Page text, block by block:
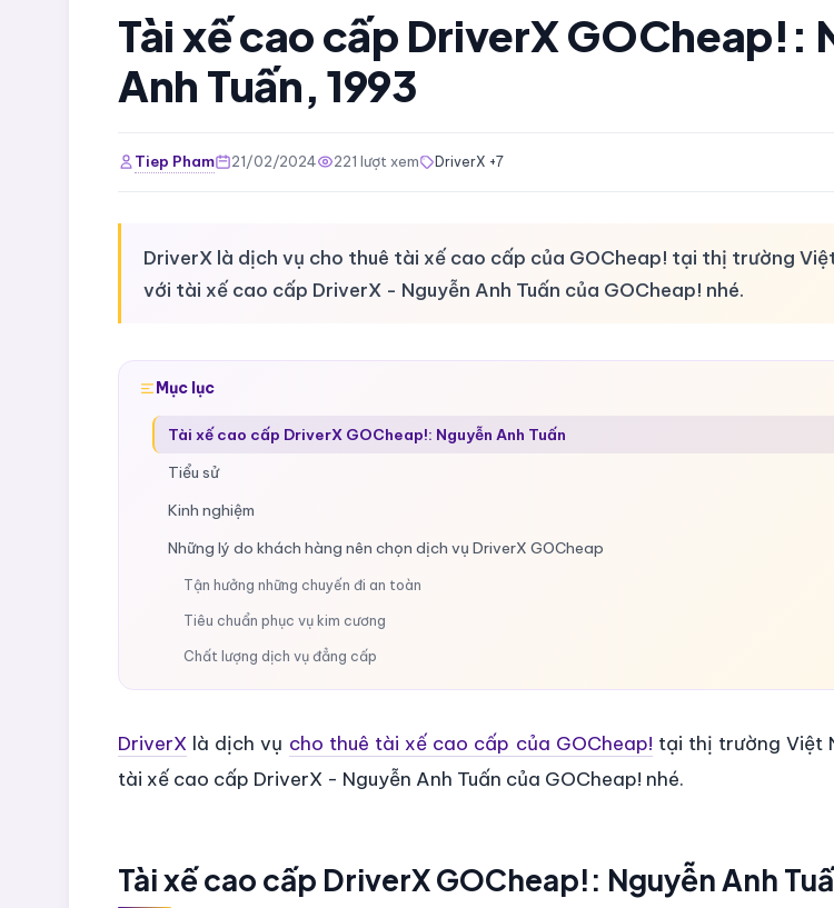
Tài xế cao cấp DriverX GOCheap!:
Anh Tuấn, 1993
Tiep Pham 21/02/2024 221 lượt xem DriverX +7
DriverX là dịch vụ cho thuê tài xế cao cấp của GOCheap! tại thị trường Việt
với tài xế cao cấp DriverX - Nguyễn Anh Tuấn của GOCheap! nhé.
Mục lục
Tài xế cao cấp DriverX GOCheap!: Nguyễn Anh Tuấn
Tiểu sử
Kinh nghiệm
Những lý do khách hàng nên chọn dịch vụ DriverX GOCheap
Tận hưởng những chuyến đi an toàn
Tiêu chuẩn phục vụ kim cương
Chất lượng dịch vụ đẳng cấp
DriverX là dịch vụ cho thuê tài xế cao cấp của GOCheap! tại thị trường Việt
tài xế cao cấp DriverX - Nguyễn Anh Tuấn của GOCheap! nhé.
Tài xế cao cấp DriverX GOCheap!: Nguyễn Anh